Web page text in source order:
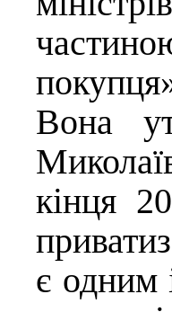
Вона
кінця
є одним